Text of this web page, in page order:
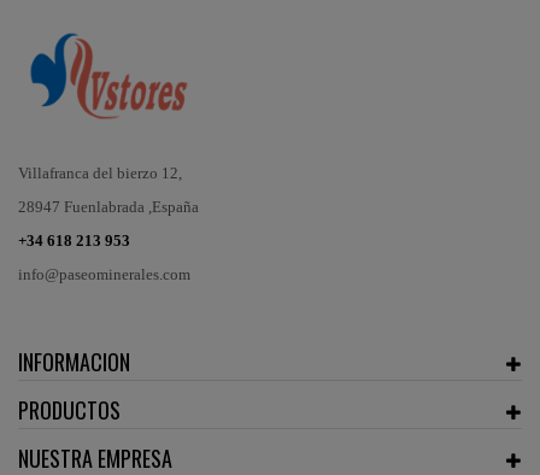
Villafranca del bierzo 12,
28947 Fuenlabrada ,España
+34 618 213 953
info@paseominerales.com
INFORMACION
PRODUCTOS
NUESTRA EMPRESA